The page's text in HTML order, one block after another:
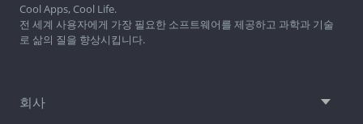
Cool Apps, Cool Life.
전 세계 사용자에게 가장 필요한 소프트웨어를 제공하고 과학과 기술
로 삶의 질을 향상시킵니다.
회사